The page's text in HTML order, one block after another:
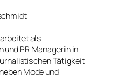
als
PR Managerin in
Tätigkeit
Mode und